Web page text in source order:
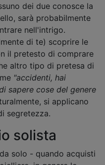
dei due conosce la
sarà probabilmente
nell'intrigo.
di te) scoprire le
il pretesto di comprare
altro tipo di pretesa di
"accidenti, hai
sapere cose del genere
si applicano
segretezza.
solista
solo - quando acquisti